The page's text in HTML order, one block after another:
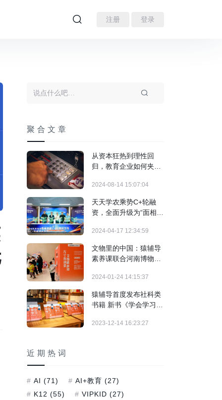
注册 登录
聚合文章
从资本狂热到理性回
归，教育企业如何夹缝
2024-08-14 15:07:04
天天学农乘势C+轮融
资，全面升级为“面相乡
2024-04-17 12:34:59
文物里的中国：猿辅导
素养课联合河南博物院
2024-01-24 14:15:37
猿辅导首度发布社科类
书籍 新书《学会学习》
2023-12-14 16:23:27
近期热词
AI (71) AI+教育 (27)
K12 (55) VIPKID (27)